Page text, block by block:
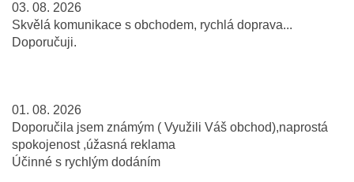
03. 08. 2026
Skvělá komunikace s obchodem, rychlá doprava...
Doporučuji.
01. 08. 2026
Doporučila jsem známým ( Využili Váš obchod),naprostá
spokojenost ,úžasná reklama
Účinné s rychlým dodáním